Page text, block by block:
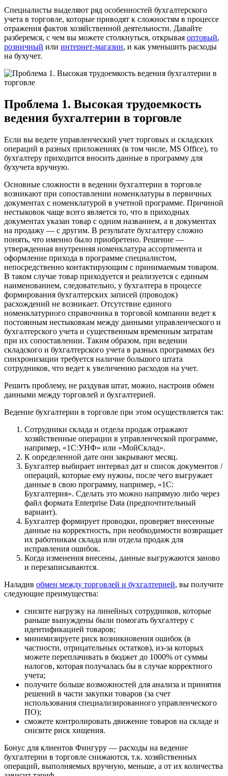
Специалисты выделяют ряд особенностей бухгалтерского
учета в торговле, которые приводят к сложностям в процессе
отражения фактов хозяйственной деятельности. Давайте
разберемся, с чем вы можете столкнуться, открывая оптовый,
розничный или интернет-магазин, и как уменьшить расходы
на бухучет.
Проблема 1. Высокая трудоемкость
ведения бухгалтерии в торговле
Если вы ведете управленческий учет торговых и складских
операций в разных приложениях (в том числе, MS Office), то
бухгалтеру приходится вносить данные в программу для
бухучета вручную.
Основные сложности в ведении бухгалтерии в торговле
возникают при сопоставлении номенклатуры в первичных
документах с номенклатурой в учетной программе. Причиной
нестыковок чаще всего является то, что в приходных
документах указан товар с одним названием, а в документах
на продажу — с другим. В результате бухгалтеру сложно
понять, что именно было приобретено. Решение —
утвержденная внутренняя номенклатура ассортимента и
оформление прихода в программе специалистом,
непосредственно контактирующим с принимаемым товаром.
В таком случае товар приходуется и реализуется с единым
наименованием, следовательно, у бухгалтера в процессе
формирования бухгалтерских записей (проводок)
расхождений не возникает. Отсутствие единого
номенклатурного справочника в торговой компании ведет к
постоянным нестыковкам между данными управленческого и
бухгалтерского учета и существенным временным затратам
при их сопоставлении. Таким образом, при ведении
складского и бухгалтерского учета в разных программах без
синхронизации требуется наличие большого штата
сотрудников, что ведет к увеличению расходов на учет.
Решить проблему, не раздувая штат, можно, настроив обмен
данными между торговлей и бухгалтерией.
Ведение бухгалтерии в торговле при этом осуществляется так:
Сотрудники склада и отдела продаж отражают
хозяйственные операции в управленческой программе,
например, «1С:УНФ» или «МойСклад».
К определенной дате они закрывают месяц.
Бухгалтер выбирает интервал дат и список документов /
операций, которые ему нужны, после чего выгружает
данные в свою программу, например, «1С:
Бухгалтерия». Сделать это можно напрямую либо через
файл формата Enterprise Data (предпочтительный
вариант).
Бухгалтер формирует проводки, проверяет внесенные
данные на корректность, при необходимости возвращает
их работникам склада или отдела продаж для
исправления ошибок.
Когда изменения внесены, данные выгружаются заново
и перезаписываются.
Наладив обмен между торговлей и бухгалтерией, вы получите
следующие преимущества:
снизите нагрузку на линейных сотрудников, которые
раньше вынуждены были помогать бухгалтеру с
идентификацией товаров;
минимизируете риск возникновения ошибок (в
частности, отрицательных остатков), из-за которых
можете переплачивать в бюджет до 1000% от суммы
налогов, которая получалась бы в случае корректного
учета;
получите больше возможностей для анализа и принятия
решений в части закупки товаров (за счет
использования специализированного управленческого
ПО);
сможете контролировать движение товаров на складе и
снизите риск хищения.
Бонус для клиентов Фингуру — расходы на ведение
бухгалтерии в торговле снижаются, т.к. хозяйственных
операций, выполняемых вручную, меньше, а от их количества